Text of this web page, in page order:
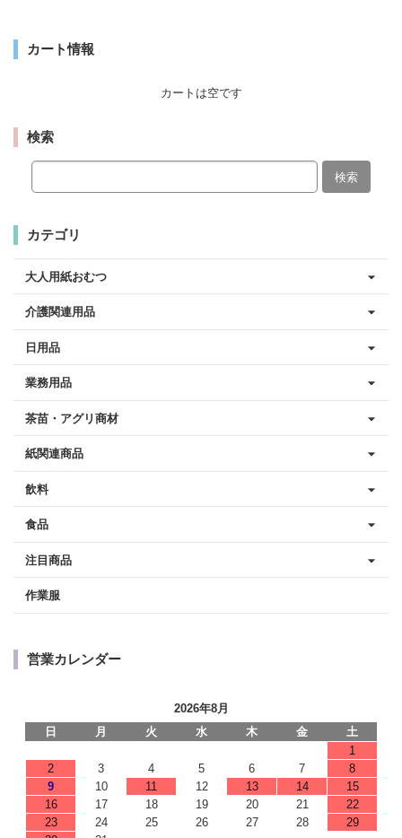
カート情報
カートは空です
検索
検索
カテゴリ
大人用紙おむつ
介護関連用品
日用品
業務用品
茶苗・アグリ商材
紙関連商品
飲料
食品
注目商品
作業服
営業カレンダー
2026年8月
日
月 火 水 木 金
土
1
2
3 4 5 6 7
8
9
10 11 12 13 14
15
16
17 18 19 20 21
22
23
24 25 26 27 28
29